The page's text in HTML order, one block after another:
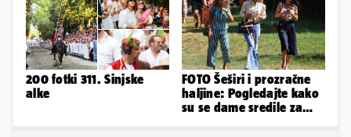
200 fotki 311. Sinjske
alke
FOTO Šeširi i prozračne
haljine: Pogledajte kako
su se dame sredile za